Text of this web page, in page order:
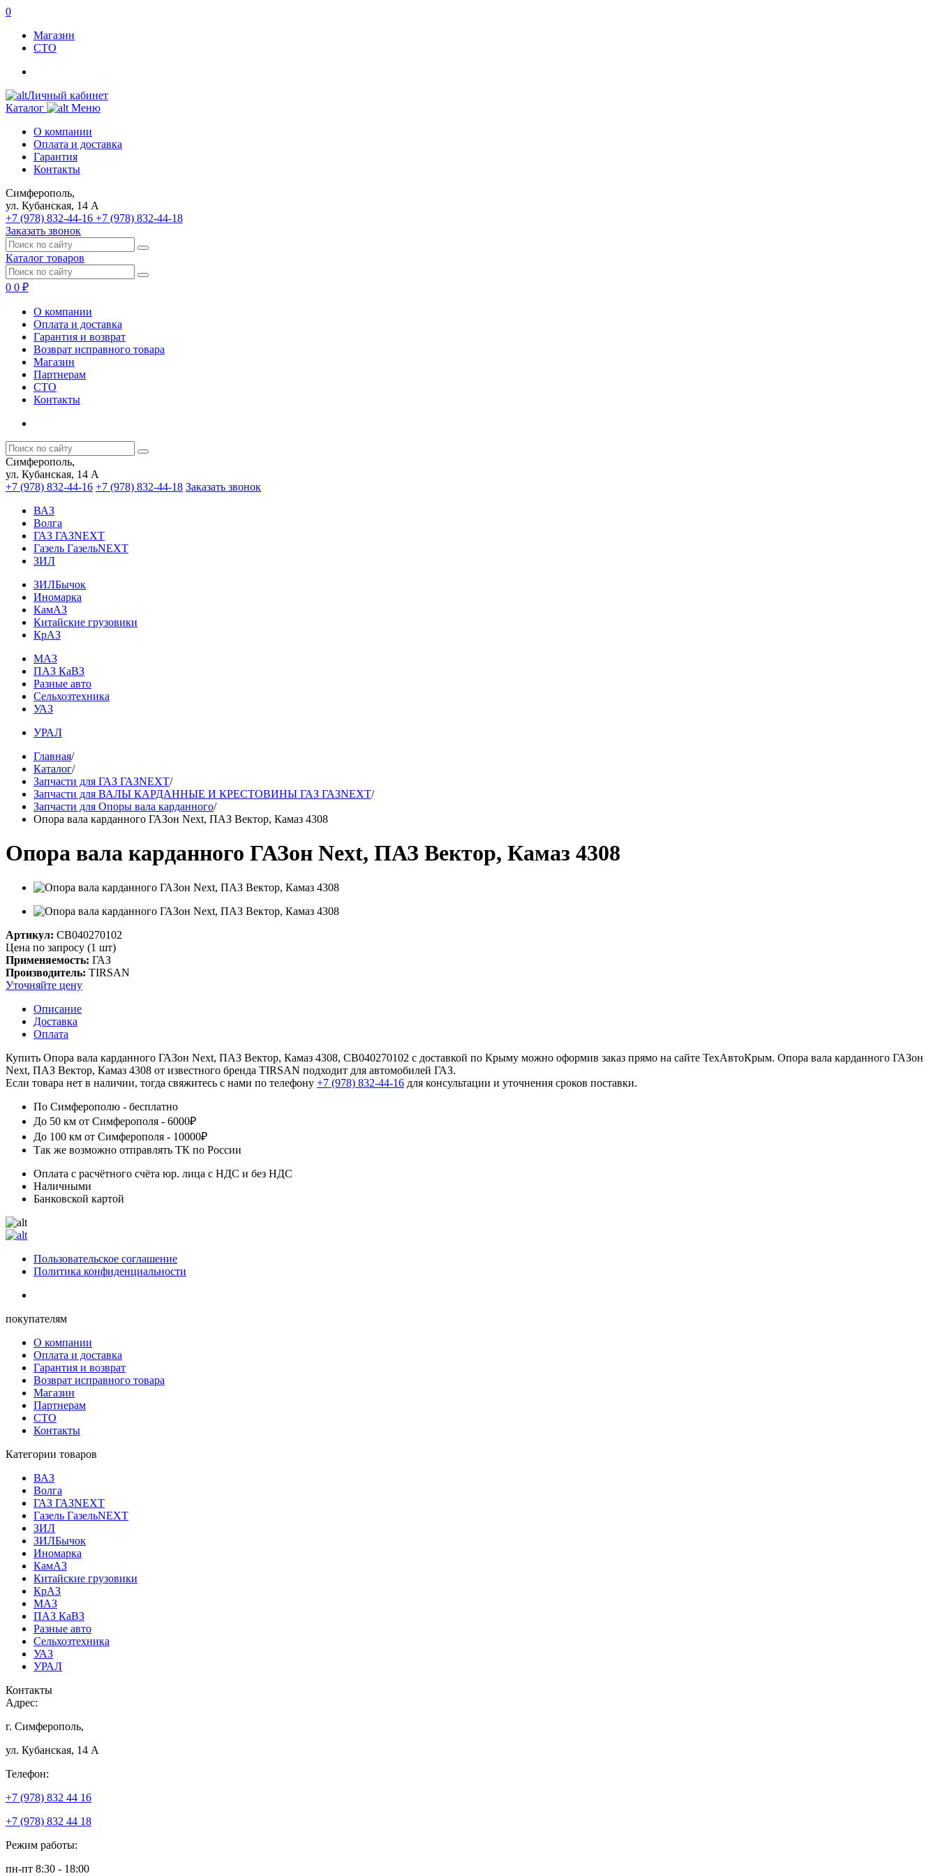
0
Магазин
СТО
Личный кабинет
Каталог
Меню
О компании
Оплата и доставка
Гарантия
Контакты
Симферополь,
ул. Кубанская, 14 А
+7 (978) 832-44-16 +7 (978) 832-44-18
Заказать звонок
Каталог товаров
0 0 ₽
О компании
Оплата и доставка
Гарантия и возврат
Возврат исправного товара
Магазин
Партнерам
СТО
Контакты
Симферополь,
ул. Кубанская, 14 А
+7 (978) 832-44-16 +7 (978) 832-44-18 Заказать звонок
ВАЗ
Волга
ГАЗ ГАЗNEXT
Газель ГазельNEXT
ЗИЛ
ЗИЛБычок
Иномарка
КамАЗ
Китайские грузовики
КрАЗ
МАЗ
ПАЗ КаВЗ
Разные авто
Сельхозтехника
УАЗ
УРАЛ
Главная/
Каталог/
Запчасти для ГАЗ ГАЗNEXT/
Запчасти для ВАЛЫ КАРДАННЫЕ И КРЕСТОВИНЫ ГАЗ ГАЗNEXT/
Запчасти для Опоры вала карданного/
Опора вала карданного ГАЗон Next, ПАЗ Вектор, Камаз 4308
Опора вала карданного ГАЗон Next, ПАЗ Вектор, Камаз 4308
Артикул: CB040270102
Цена по запросу (1 шт)
Применяемость: ГАЗ
Производитель: TIRSAN
Уточняйте цену
Описание
Доставка
Оплата
Купить Опора вала карданного ГАЗон Next, ПАЗ Вектор, Камаз 4308, CB040270102 с доставкой по Крыму можно оформив заказ прямо на сайте ТехАвтоКрым. Опора вала карданного ГАЗон
Next, ПАЗ Вектор, Камаз 4308 от известного бренда TIRSAN подходит для автомобилей ГАЗ.
Если товара нет в наличии, тогда свяжитесь с нами по телефону +7 (978) 832-44-16 для консультации и уточнения сроков поставки.
По Симферополю - бесплатно
До 50 км от Симферополя - 6000₽
До 100 км от Симферополя - 10000₽
Так же возможно отправлять ТК по России
Оплата с расчётного счёта юр. лица с НДС и без НДС
Наличными
Банковской картой
Пользовательское соглашение
Политика конфиденциальности
покупателям
О компании
Оплата и доставка
Гарантия и возврат
Возврат исправного товара
Магазин
Партнерам
СТО
Контакты
Категории товаров
ВАЗ
Волга
ГАЗ ГАЗNEXT
Газель ГазельNEXT
ЗИЛ
ЗИЛБычок
Иномарка
КамАЗ
Китайские грузовики
КрАЗ
МАЗ
ПАЗ КаВЗ
Разные авто
Сельхозтехника
УАЗ
УРАЛ
Контакты
Адрес:
г. Симферополь,
ул. Кубанская, 14 А
Телефон:
+7 (978) 832 44 16
+7 (978) 832 44 18
Режим работы:
пн-пт 8:30 - 18:00